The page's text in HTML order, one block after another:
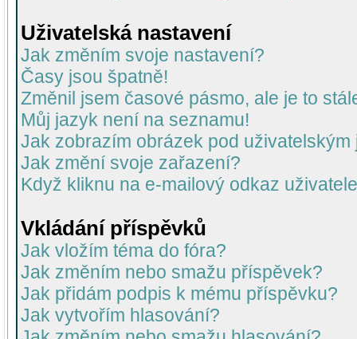
Uživatelská nastavení
Jak změním svoje nastavení?
Časy jsou špatně!
Změnil jsem časové pásmo, ale je to
Můj jazyk není na seznamu!
Jak zobrazím obrázek pod uživatelským
Jak změní svoje zařazení?
Když kliknu na e-mailový odkaz
Vkládání příspěvků
Jak vložím téma do fóra?
Jak změním nebo smažu příspěvek?
Jak přidám podpis k mému příspěvku?
Jak vytvořím hlasování?